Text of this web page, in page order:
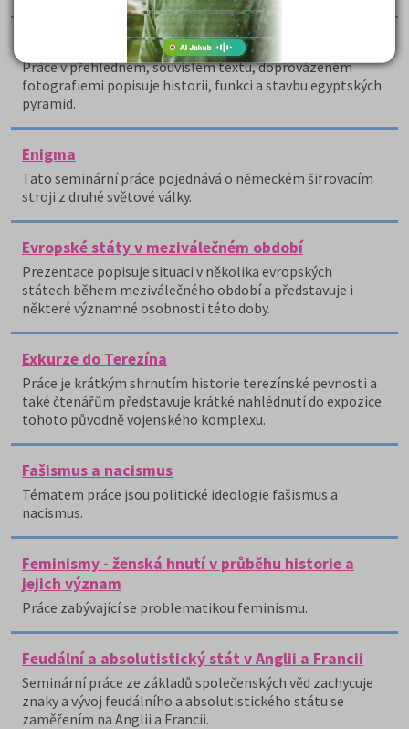
Egytské pyramidy
Práce v přehledném, souvislém textu, doprovázeném
fotografiemi popisuje historii, funkci a stavbu egyptských
pyramid.
Enigma
Tato seminární práce pojednává o německém šifrovacím
stroji z druhé světové války.
Evropské státy v meziválečném období
Prezentace popisuje situaci v několika evropských
státech během meziválečného období a představuje i
některé významné osobnosti této doby.
Exkurze do Terezína
Práce je krátkým shrnutím historie terezínské pevnosti a
také čtenářům představuje krátké nahlédnutí do expozice
tohoto původně vojenského komplexu.
Fašismus a nacismus
Tématem práce jsou politické ideologie fašismus a
nacismus.
Feminismy - ženská hnutí v průběhu historie a
jejich význam
Práce zabývající se problematikou feminismu.
Feudální a absolutistický stát v Anglii a Francii
Seminární práce ze základů společenských věd zachycuje
znaky a vývoj feudálního a absolutistického státu se
zaměřením na Anglii a Francii.